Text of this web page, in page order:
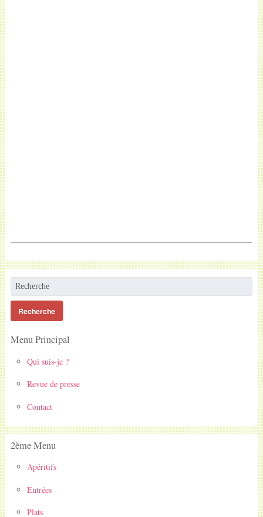
Menu Principal
Qui suis-je ?
Revue de presse
Contact
2ème Menu
Apéritifs
Entrées
Plats